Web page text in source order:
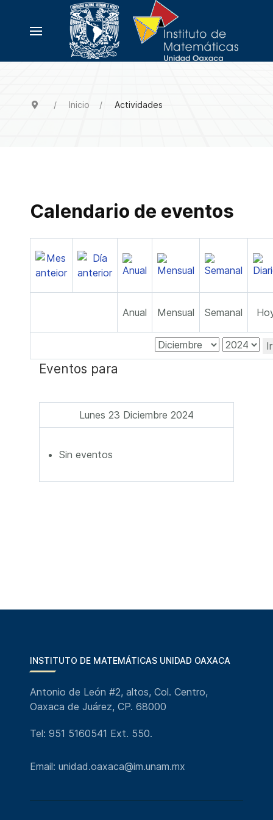
Inicio Actividades
Calendario de eventos
Anual Mensual Semanal
Eventos para
Lunes 23 Diciembre 2024
Sin eventos
INSTITUTO DE MATEMÁTICAS UNIDAD OAXACA
Antonio de León #2, altos, Col. Centro,
Oaxaca de Juárez, CP. 68000
Tel: 951 5160541 Ext. 550.
Email: unidad.oaxaca@im.unam.mx